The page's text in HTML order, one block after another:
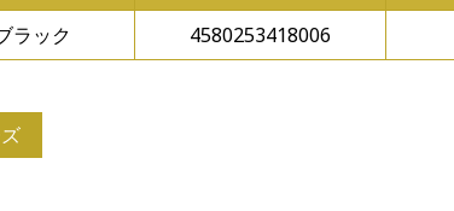
ラック 4580253418006